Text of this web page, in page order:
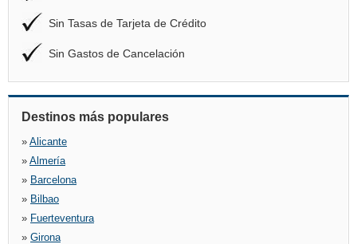
Sin Tasas de Tarjeta de Crédito
Sin Gastos de Cancelación
Destinos más populares
» Alicante
» Almería
» Barcelona
» Bilbao
» Fuerteventura
» Girona